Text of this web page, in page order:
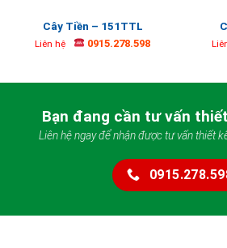
Cây Tiền – 151TTL
Liên hệ 0915.278.598
Bạn đang cần tư vấn
Liên hệ ngay để nhận được tư vấn thiết